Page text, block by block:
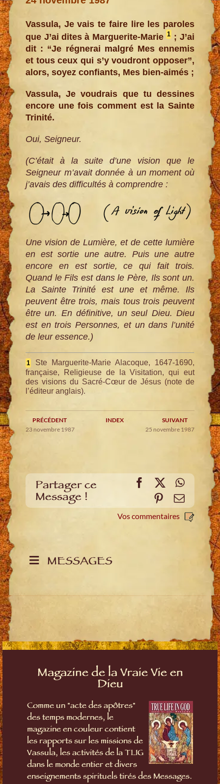
Vassula, Je vais te faire lire les paroles
que J’ai dites à Marguerite-Marie1 ; J’ai
dit : “Je régnerai malgré Mes ennemis
et tous ceux qui s’y voudront opposer”,
alors, soyez confiants, Mes bien-aimés ;
Vassula, Je voudrais que tu dessines
encore une fois comment est la Sainte
Trinité.
Oui, Seigneur.
(C’était à la suite d’une vision que le
Seigneur m’avait donnée à un moment où
j’avais des difficultés à comprendre :
Une vision de Lumière, et de cette lumière
en est sortie une autre. Puis une autre
encore en est sortie, ce qui fait trois.
Quand le Fils est dans le Père, Ils sont un.
La Sainte Trinité est une et même. Ils
peuvent être trois, mais tous trois peuvent
être un. En définitive, un seul Dieu. Dieu
est en trois Personnes, et un dans l’unité
de leur essence.)
1
Ste Marguerite-Marie Alacoque, 1647-1690,
française, Religieuse de la Visitation, qui eut
des visions du Sacré-Cœur de Jésus (note de
l’éditeur anglais).
PRÉCÉDENT INDEX
SUIVANT
23 novembre 1987
25 novembre 1987
Partager ce
Message !
Facebook
X
Pinterest
E-
mail
Vos commentaires
MESSAGES
Magazine de la Vraie Vie en
Dieu
Comme un "acte des apôtres"
des temps modernes, le
magazine en couleur contient
les rapports sur les missions de
Vassula, les activités de la TLIG
dans le monde entier et divers
enseignements spirituels tirés des Messages.